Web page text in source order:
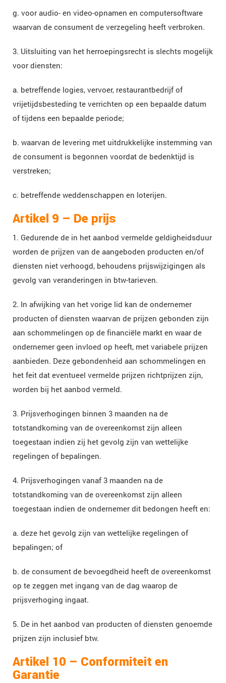
g. voor audio- en video-opnamen en computersoftware
waarvan de consument de verzegeling heeft verbroken.
3. Uitsluiting van het herroepingsrecht is slechts mogelijk
voor diensten:
a. betreffende logies, vervoer, restaurantbedrijf of
vrijetijdsbesteding te verrichten op een bepaalde datum
of tijdens een bepaalde periode;
b. waarvan de levering met uitdrukkelijke instemming van
de consument is begonnen voordat de bedenktijd is
verstreken;
c. betreffende weddenschappen en loterijen.
Artikel 9 – De prijs
1. Gedurende de in het aanbod vermelde geldigheidsduur
worden de prijzen van de aangeboden producten en/of
diensten niet verhoogd, behoudens prijswijzigingen als
gevolg van veranderingen in btw-tarieven.
2. In afwijking van het vorige lid kan de ondernemer
producten of diensten waarvan de prijzen gebonden zijn
aan schommelingen op de financiële markt en waar de
ondernemer geen invloed op heeft, met variabele prijzen
aanbieden. Deze gebondenheid aan schommelingen en
het feit dat eventueel vermelde prijzen richtprijzen zijn,
worden bij het aanbod vermeld.
3. Prijsverhogingen binnen 3 maanden na de
totstandkoming van de overeenkomst zijn alleen
toegestaan indien zij het gevolg zijn van wettelijke
regelingen of bepalingen.
4. Prijsverhogingen vanaf 3 maanden na de
totstandkoming van de overeenkomst zijn alleen
toegestaan indien de ondernemer dit bedongen heeft en:
a. deze het gevolg zijn van wettelijke regelingen of
bepalingen; of
b. de consument de bevoegdheid heeft de overeenkomst
op te zeggen met ingang van de dag waarop de
prijsverhoging ingaat.
5. De in het aanbod van producten of diensten genoemde
prijzen zijn inclusief btw.
Artikel 10 – Conformiteit en
Garantie